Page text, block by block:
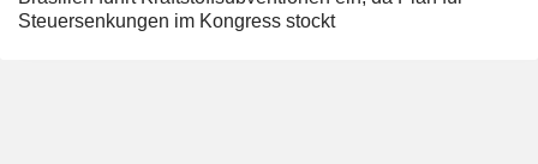
Steuersenkungen im Kongress stockt